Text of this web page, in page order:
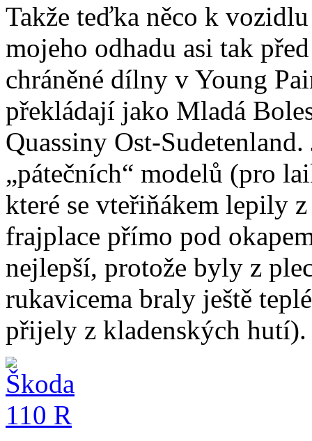
Takže teďka něco k
mojeho odhadu asi tak
chráněné dílny v Young
překládají jako Mladá
Quassiny Ost-
„pátečních“ modelů (pro
které se vteřiňákem lepily
frajplace přímo pod
nejlepší, protože byly z
rukavicema braly ještě
přijely z kladenských hutí).